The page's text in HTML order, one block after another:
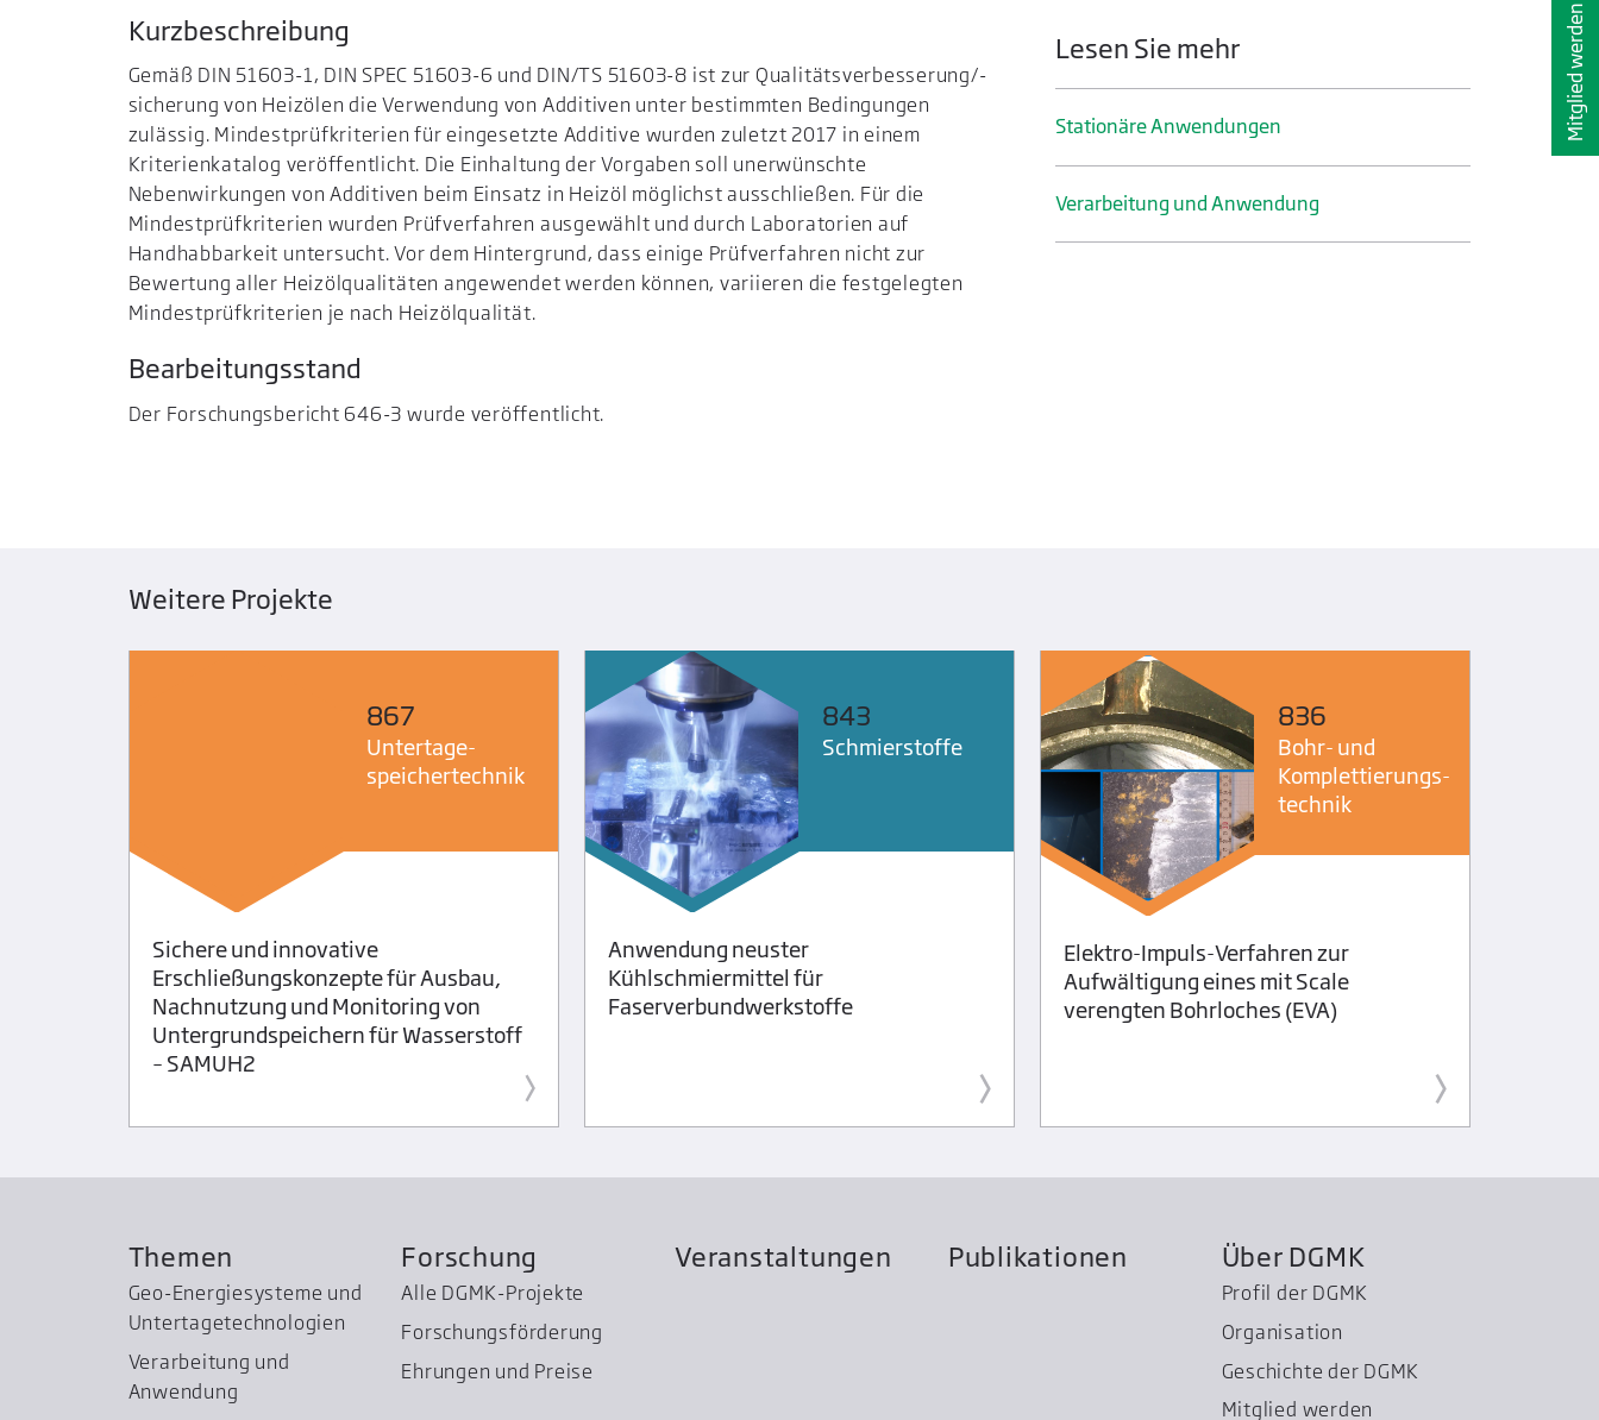
Mitglied werden
Kurzbeschreibung
Gemäß DIN 51603-1, DIN SPEC 51603-6 und DIN/TS 51603-8 ist zur Qualitätsverbesserung/-
sicherung von Heizölen die Verwendung von Additiven unter bestimmten Bedingungen
zulässig. Mindestprüfkriterien für eingesetzte Additive wurden zuletzt 2017 in einem
Kriterienkatalog veröffentlicht. Die Einhaltung der Vorgaben soll unerwünschte
Nebenwirkungen von Additiven beim Einsatz in Heizöl möglichst ausschließen. Für die
Mindestprüfkriterien wurden Prüfverfahren ausgewählt und durch Laboratorien auf
Handhabbarkeit untersucht. Vor dem Hintergrund, dass einige Prüfverfahren nicht zur
Bewertung aller Heizölqualitäten angewendet werden können, variieren die festgelegten
Mindestprüfkriterien je nach Heizölqualität.
Bearbeitungsstand
Der Forschungsbericht 646-3 wurde veröffentlicht.
Lesen Sie mehr
Stationäre Anwendungen
Verarbeitung und Anwendung
Weitere Projekte
867
Untertage­
speicher­technik
Sichere und innovative
Erschließungskonzepte für Ausbau,
Nachnutzung und Monitoring von
Untergrundspeichern für Wasserstoff
– SAMUH2
843
Schmier­stoffe
Anwendung neuster
Kühlschmiermittel für
Faserverbundwerkstoffe
836
Bohr- und
Komplettierungs­
technik
Elektro-Impuls-Verfahren zur
Aufwältigung eines mit Scale
verengten Bohrloches (EVA)
Themen
Geo-Energiesysteme und
Untertage­technologien
Verarbeitung und
Anwendung
Forschung
Alle DGMK-Projekte
Forschungsförderung
Ehrungen und Preise
Veranstaltungen Publikationen Über DGMK
Profil der DGMK
Organisation
Geschichte der DGMK
Mitglied werden